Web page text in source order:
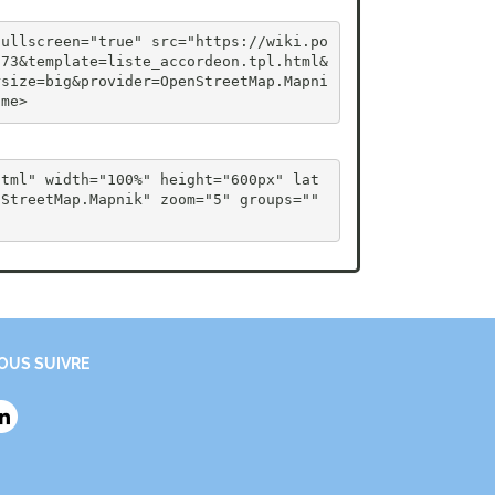
src="https://wiki.po
width="100%" height="600px" lat
zoom="5" groups=""
SUIVRE